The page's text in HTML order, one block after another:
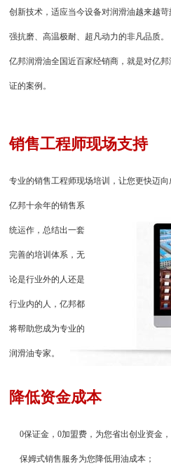
创新技术，适应当今设备对润滑油越来越苛
强抗磨、高温极耐、超凡动力的非凡品质。
亿邦润滑油全国近百家经销商，就是对亿
证的案例。
销售工程师现场支持
专业的销售工程师现场培训，让您更快迈向
亿邦十余年的销售系
统运作，总结出一套
完善的培训体系，无
论是行业外的人还是
行业内的人，亿邦都
将帮助您成为专业的
润滑油专家。
降低资金成本
0保证金，0加盟费，为您省出创业资金
保姆式销售服务为您降低用油成本；